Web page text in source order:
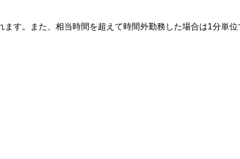
す。また、相当時間を超えて時間外勤務した場合は1分単位